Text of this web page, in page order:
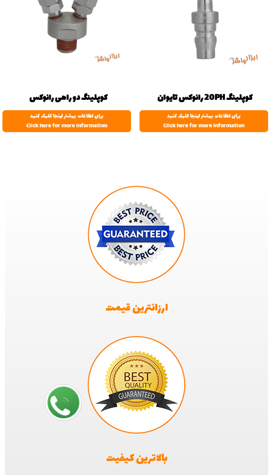
کوپلینگ 20PH رانوکس تایوان
برای اطلاعات بیشتر اینجا کلیک کنید
Click here for more information
کوپلینگ دو راهی رانوکس
برای اطلاعات بیشتر اینجا کلیک کنید
Click here for more information
ارزانترین قیمت
بالاترین کیفیت